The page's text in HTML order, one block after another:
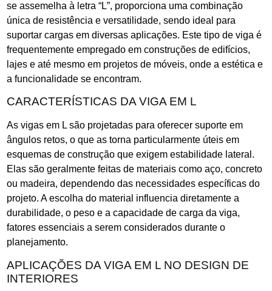
se assemelha à letra “L”, proporciona uma combinação
única de resistência e versatilidade, sendo ideal para
suportar cargas em diversas aplicações. Este tipo de viga é
frequentemente empregado em construções de edifícios,
lajes e até mesmo em projetos de móveis, onde a estética e
a funcionalidade se encontram.
CARACTERÍSTICAS DA VIGA EM L
As vigas em L são projetadas para oferecer suporte em
ângulos retos, o que as torna particularmente úteis em
esquemas de construção que exigem estabilidade lateral.
Elas são geralmente feitas de materiais como aço, concreto
ou madeira, dependendo das necessidades específicas do
projeto. A escolha do material influencia diretamente a
durabilidade, o peso e a capacidade de carga da viga,
fatores essenciais a serem considerados durante o
planejamento.
APLICAÇÕES DA VIGA EM L NO DESIGN DE
INTERIORES